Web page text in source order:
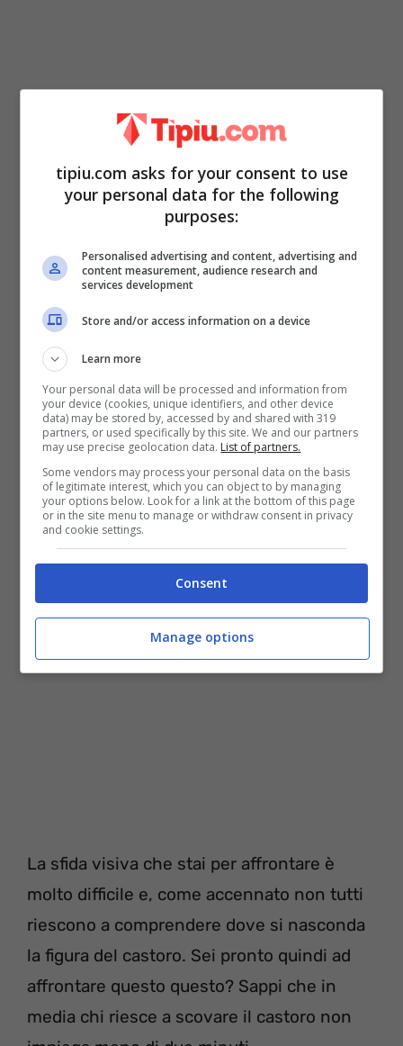
sono poche le persone che riescono a
trovare facilmente la soluzione. Per questo,
mettiti alla prova e scopri se, riesci ad
individuarlo. Sfida i tuoi amici e cerca la
soluzione.
Dove si nasconde il castoro? Mettiti
alla prova e scopri se riesci a risolvere
l’enigma
Guarda con attenzione l’immagine che
segue e scopri se riesci ad individuare il
castoroche si cela nell’asino. A primo
impatto potrà sembrati impensabile, ma un
piccolo castoro. Concentrati, guarda bene e
La sfida visiva che stai per affrontare è
molto difficile e, come accennato non tutti
riescono a comprendere dove si nasconda
la figura del castoro. Sei pronto quindi ad
affrontare questo questo? Sappi che in
media chi riesce a scovare il castoro non
tipiu.com asks for your consent to use
your personal data for the following
purposes:
Personalised advertising and content, advertising and
content measurement, audience research and
services development
Store and/or access information on a device
Learn more
Your personal data will be processed and information from
your device (cookies, unique identifiers, and other device
data) may be stored by, accessed by and shared with 319
partners, or used specifically by this site. We and our partners
may use precise geolocation data. List of partners.
Some vendors may process your personal data on the basis
of legitimate interest, which you can object to by managing
your options below. Look for a link at the bottom of this page
or in the site menu to manage or withdraw consent in privacy
and cookie settings.
Consent
Manage options